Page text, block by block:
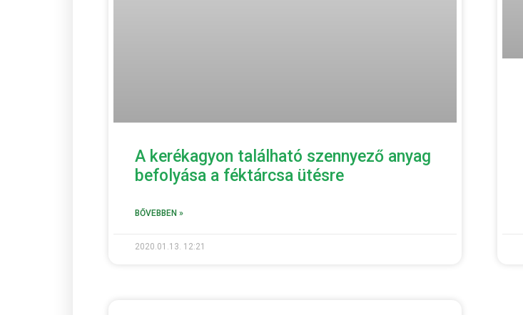
A kerékagyon található szennyező anyag
befolyása a féktárcsa ütésre
BŐVEBBEN »
2020.01.13. 12:21